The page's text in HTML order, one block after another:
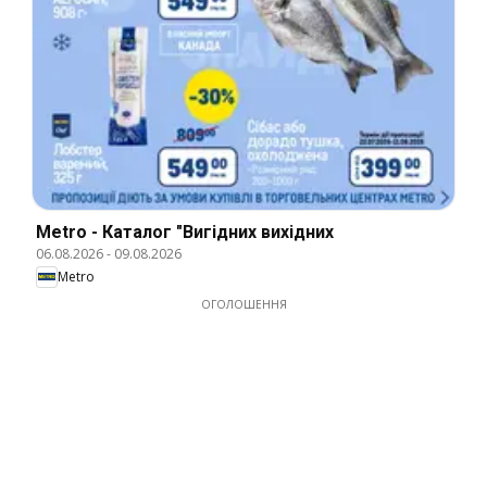
Metro - Каталог "Вигідних вихідних
06.08.2026- 09.08.2026
Metro
ОГОЛОШЕННЯ